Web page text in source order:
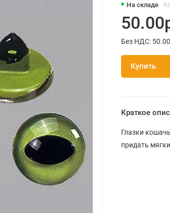
На складе
Без НДС:
Купить
Краткое
Глазки
придать